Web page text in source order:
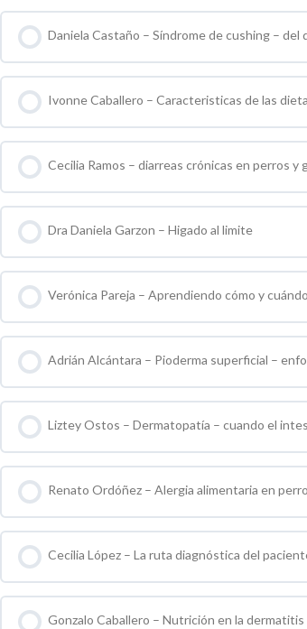
Daniela Castaño – Síndrome de cushing –
0 % COMPLETO 0 / 0 pasos
Ivonne Caballero – Caracteristicas de las
0 % COMPLETO 0 / 0 pasos
Cecilia Ramos – diarreas crónicas en perros
0 % COMPLETO 0 / 0 pasos
Dra Daniela Garzon – Higado al limite
0 % COMPLETO 0 / 0 pasos
Verónica Pareja – Aprendiendo cómo y
0 % COMPLETO 0 / 0 pasos
Adrián Alcántara – Pioderma superficial –
0 % COMPLETO 0 / 0 pasos
Liztey Ostos – Dermatopatía – cuando el
0 % COMPLETO 0 / 0 pasos
Renato Ordóñez – Alergia alimentaria en
0 % COMPLETO 0 / 0 pasos
Cecilia López – La ruta diagnóstica del
0 % COMPLETO 0 / 0 pasos
Gonzalo Caballero – Nutrición en la dermatitis